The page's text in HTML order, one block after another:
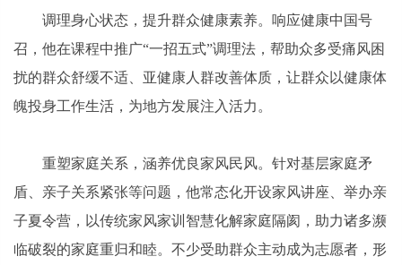
调理身心状态，提升群众健康素养。响应健康中国号
召，他在课程中推广“一招五式”调理法，帮助众多受痛风困
扰的群众舒缓不适、亚健康人群改善体质，让群众以健康体
魄投身工作生活，为地方发展注入活力。
重塑家庭关系，涵养优良家风民风。针对基层家庭矛
盾、亲子关系紧张等问题，他常态化开设家风讲座、举办亲
子夏令营，以传统家风家训智慧化解家庭隔阂，助力诸多濒
临破裂的家庭重归和睦。不少受助群众主动成为志愿者，形